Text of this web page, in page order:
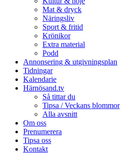
Mat & dryck
Näringsliv
Sport & fritid
Krönikor
Extra material
Podd
Annonsering & utgivningsplan
Tidningar
Kalendarie
Härnösand.tv
Så tittar du
Tipsa / Veckans blommor
Alla avsnitt
Om oss
Prenumerera
Tipsa oss
Kontakt